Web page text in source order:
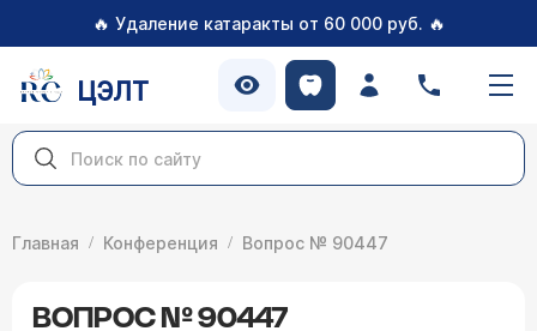
🔥 Удаление катаракты от 60 000 руб. 🔥
ЦЭЛТ
Главная Конференция Вопрос № 90447
ВОПРОС № 90447